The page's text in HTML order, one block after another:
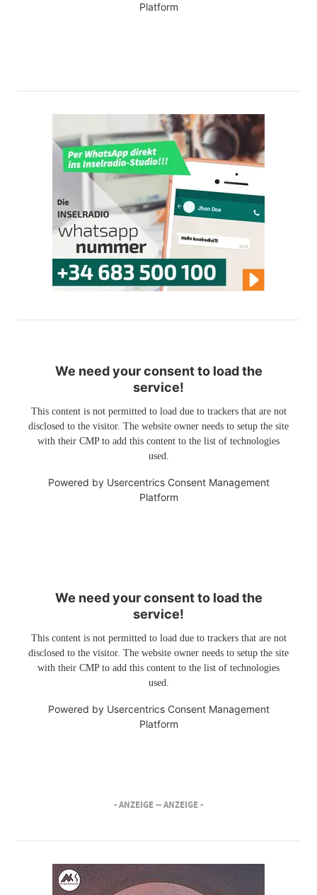
Platform
We need your consent to load the
service!
This content is not permitted to load due to trackers that are not
disclosed to the visitor. The website owner needs to setup the site
with their CMP to add this content to the list of technologies
used.
Powered by Usercentrics Consent Management
Platform
We need your consent to load the
service!
This content is not permitted to load due to trackers that are not
disclosed to the visitor. The website owner needs to setup the site
with their CMP to add this content to the list of technologies
used.
Powered by Usercentrics Consent Management
Platform
- ANZEIGE -- ANZEIGE -